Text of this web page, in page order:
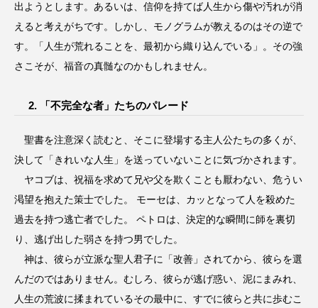
出ようとします。あるいは、信仰を持てば人生から傷や汚れが消
えると考えがちです。しかし、モノグラムが教えるのはその逆で
す。「人生が荒れることを、最初から織り込んでいる」。その強
さこそが、福音の真髄なのかもしれません。
2. 「不完全な者」たちのパレード
聖書を注意深く読むと、そこに登場する主人公たちの多くが、
決して「きれいな人生」を送っていないことに気づかされます。
ヤコブは、祝福を求めて兄や父を欺くことも厭わない、危うい
渇望を抱えた策士でした。 モーセは、カッとなって人を殺めた
過去を持つ逃亡者でした。 ペトロは、決定的な瞬間に師を裏切
り、逃げ出した弱さを持つ男でした。
神は、彼らが立派な聖人君子に「改善」されてから、彼らを選
んだのではありません。むしろ、彼らが逃げ惑い、泥にまみれ、
人生の荒波に揉まれているその最中に、すでに彼らと共に歩むこ